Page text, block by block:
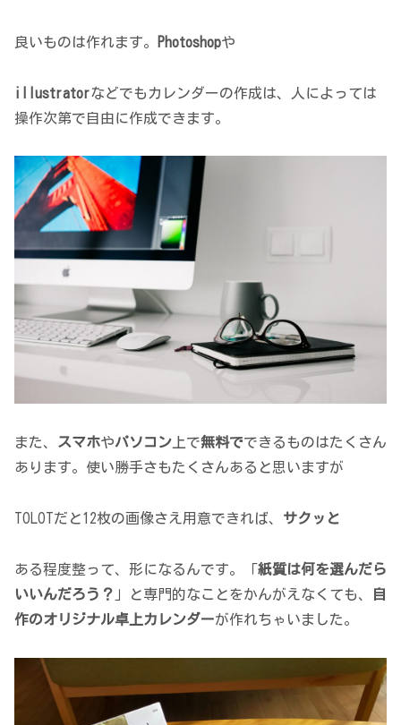
良いものは作れます。 Photoshopや
illustratorなどでもカレンダーの作成は、人によっては
操作次第で自由に作成できます。
また、 スマホやパソコン 上で無料でできるものはたくさん
あります。使い勝手さもたくさんあると思いますが
TOLOTだと12枚の画像さえ用意できれば、 サクッと
ある程度整って、形になるんです。「 紙質は何を選んだら
いいんだろう？ 」と専門的なことをかんがえなくても、
自
作のオリジナル卓上カレンダーが作れちゃいました。